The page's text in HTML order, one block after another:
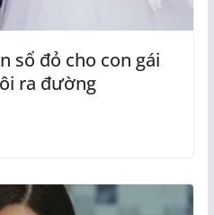
sổ đỏ cho con gái
ra đường